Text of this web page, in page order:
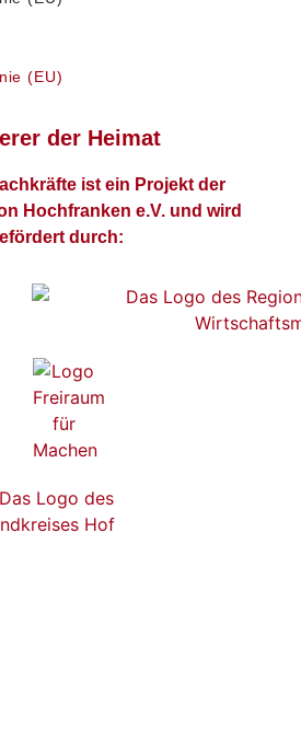
(EU)
der Heimat
ist ein Projekt der
Hochfranken e.V. und wird
durch: